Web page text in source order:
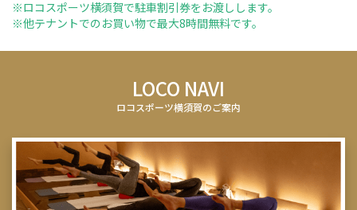
※ロコスポーツ横須賀で駐車割引券をお渡しします。
※他テナントでのお買い物で最大8時間無料です。
LOCO NAVI
ロコスポーツ横須賀のご案内